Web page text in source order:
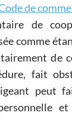
de
de
comme
de
fait
peut